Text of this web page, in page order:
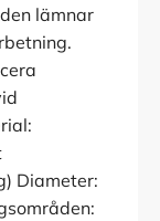
lämnar
Diameter: